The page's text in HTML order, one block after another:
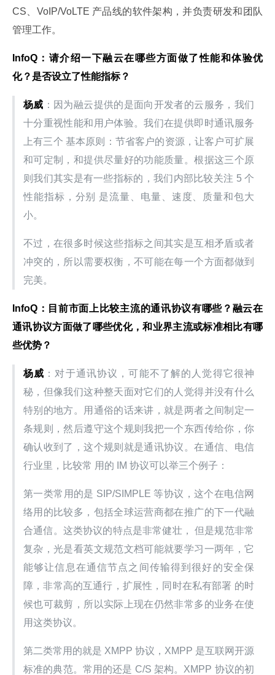
CS、VoIP/VoLTE 产品线的软件架构，并负责研发和团队
管理工作。
InfoQ：请介绍一下融云在哪些方面做了性能和体验优
化？是否设立了性能指标？
杨威 ：因为融云提供的是面向开发者的云服务，我们
十分重视性能和用户体验。我们在提供即时通讯服务
上有三个 基本原则：节省客户的资源，让客户可扩展
和可定制，和提供尽量好的功能质量。根据这三个原
则我们其实是有一些指标的，我们内部比较关注 5 个
性能指标，分别 是流量、电量、速度、质量和包大
小。
不过，在很多时候这些指标之间其实是互相矛盾或者
冲突的，所以需要权衡，不可能在每一个方面都做到
完美。
InfoQ：目前市面上比较主流的通讯协议有哪些？融云在
通讯协议方面做了哪些优化，和业界主流或标准相比有哪
些优势？
杨威 ：对于通讯协议，可能不了解的人觉得它很神
秘，但像我们这种整天面对它们的人觉得并没有什么
特别的地方。用通俗的话来讲，就是两者之间制定一
条规则，然后遵守这个规则我把一个东西传给你，你
确认收到了，这个规则就是通讯协议。在通信、电信
行业里，比较常 用的 IM 协议可以举三个例子：
第一类常用的是 SIP/SIMPLE 等协议，这个在电信网
络用的比较多，包括全球运营商都在推广的下一代融
合通信。这类协议的特点是非常健壮， 但是规范非常
复杂，光是看英文规范文档可能就要学习一两年，它
能够让信息在通信节点之间传输得到很好的安全保
障，非常高的互通行，扩展性，同时在私有部署 的时
候也可裁剪，所以实际上现在仍然非常多的业务在使
用这类协议。
第二类常用的就是 XMPP 协议，XMPP 是互联网开源
标准的典范。常用的还是 C/S 架构。XMPP 协议的初